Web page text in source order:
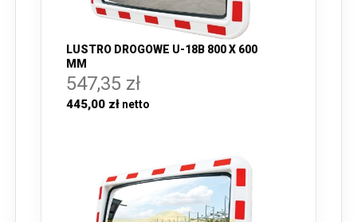
LUSTRO DROGOWE U-18B 800 X 600
MM
547,35 zł
445,00 zł